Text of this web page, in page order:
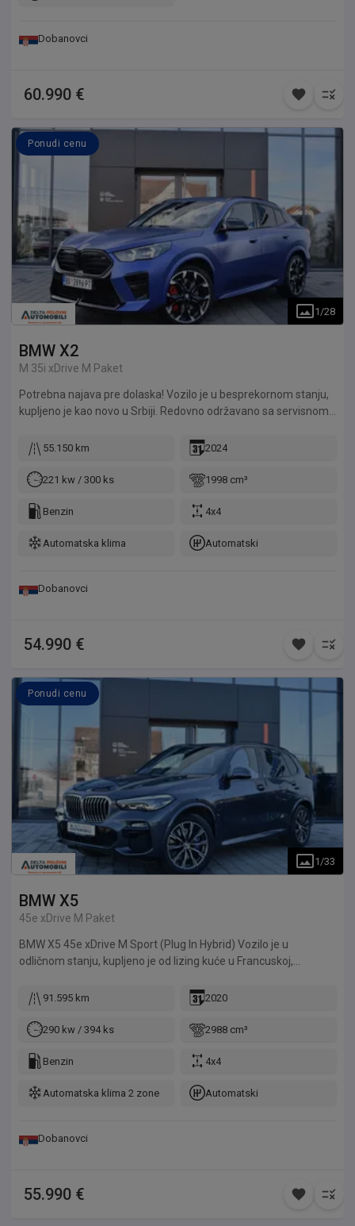
Dobanovci
60.990 €
Ponudi cenu
1 /28
BMW X2
M 35i xDrive M Paket
Potrebna najava pre dolaska! Vozilo je u besprekornom stanju,
kupljeno je kao novo u Srbiji. Redovno održavano sa servisnom
Automoto daje garanciju na motor godinu dana ili 10.000km.
lizinga.
55.150 km 2024
221 kw / 300 ks 1998 cm³
Benzin 4x4
Automatska klima Automatski
Dobanovci
54.990 €
Ponudi cenu
1 /33
BMW X5
45e xDrive M Paket
BMW X5 45e xDrive M Sport (Plug In Hybrid) Vozilo je u
odličnom stanju, kupljeno je od lizing kuće u Francuskoj,
servisnom istorijom.
91.595 km 2020
290 kw / 394 ks 2988 cm³
Benzin 4x4
Automatska klima 2 zone Automatski
Dobanovci
55.990 €